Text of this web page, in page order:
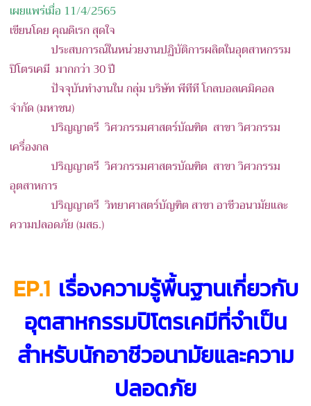
เผยแพร่เมื่อ 11/4/2565
เขียนโดย คุณดิเรก สุดใจ
ประสบการณ์ในหน่วยงานปฏิบัติการผลิตในอุตสาหกรรม
ปิโตรเคมี มากกว่า 30 ปี
ปัจจุบันทำงานใน กลุ่ม บริษัท พีทีที โกลบอลเคมิคอล
จำกัด (มหาชน)
ปริญญาตรี วิศวกรรมศาสตร์บัณฑิต สาขา วิศวกรรม
เครื่องกล
ปริญญาตรี วิศวกรรมศาสตรบัณฑิต สาขา วิศวกรรม
อุตสาหการ
ปริญญาตรี วิทยาศาสตร์บัญฑิต สาขา อาชีวอนามัยและ
ความปลอดภัย (มสธ.)
EP.1เรื่องความรู้พื้นฐานเกี่ยวกับ
อุตสาหกรรมปิโตรเคมีที่จำเป็น
สำหรับนักอาชีวอนามัยและความ
ปลอดภัย